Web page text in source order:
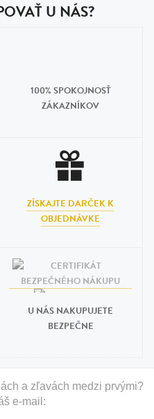
U NÁS?
100% SPOKOJNOSŤ
ZÁKAZNÍKOV
ZÍSKAJTE DARČEK K
OBJEDNÁVKE
U NÁS NAKUPUJETE
BEZPEČNE
a zľavách medzi prvými?
e-mail: